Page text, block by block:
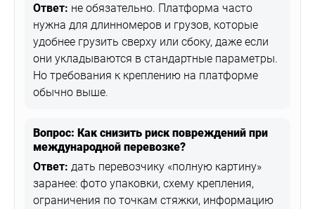
Ответ: не обязательно. Платформа часто
нужна для длинномеров и грузов, которые
удобнее грузить сверху или сбоку, даже если
они укладываются в стандартные параметры.
Но требования к креплению на платформе
обычно выше.
Вопрос: Как снизить риск повреждений при
международной перевозке?
Ответ: дать перевозчику «полную картину»
заранее: фото упаковки, схему крепления,
ограничения по точкам стяжки, информацию